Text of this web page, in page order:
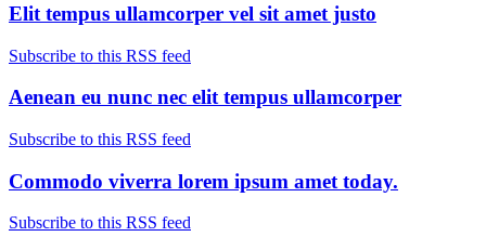
Elit tempus ullamcorper vel sit amet justo
Subscribe to this RSS feed
Aenean eu nunc nec elit tempus ullamcorper
Subscribe to this RSS feed
Commodo viverra lorem ipsum amet today.
Subscribe to this RSS feed